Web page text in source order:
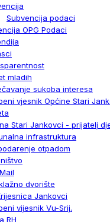
Subvencija podaci
OPG Podaci
mladih
sukoba interesa
vjesnik Općine Stari
Stari Jankovci - prijatelj
infrastruktura
otpadom
dvorište
Jankovci
vijesnik Vu-Srij.
RH